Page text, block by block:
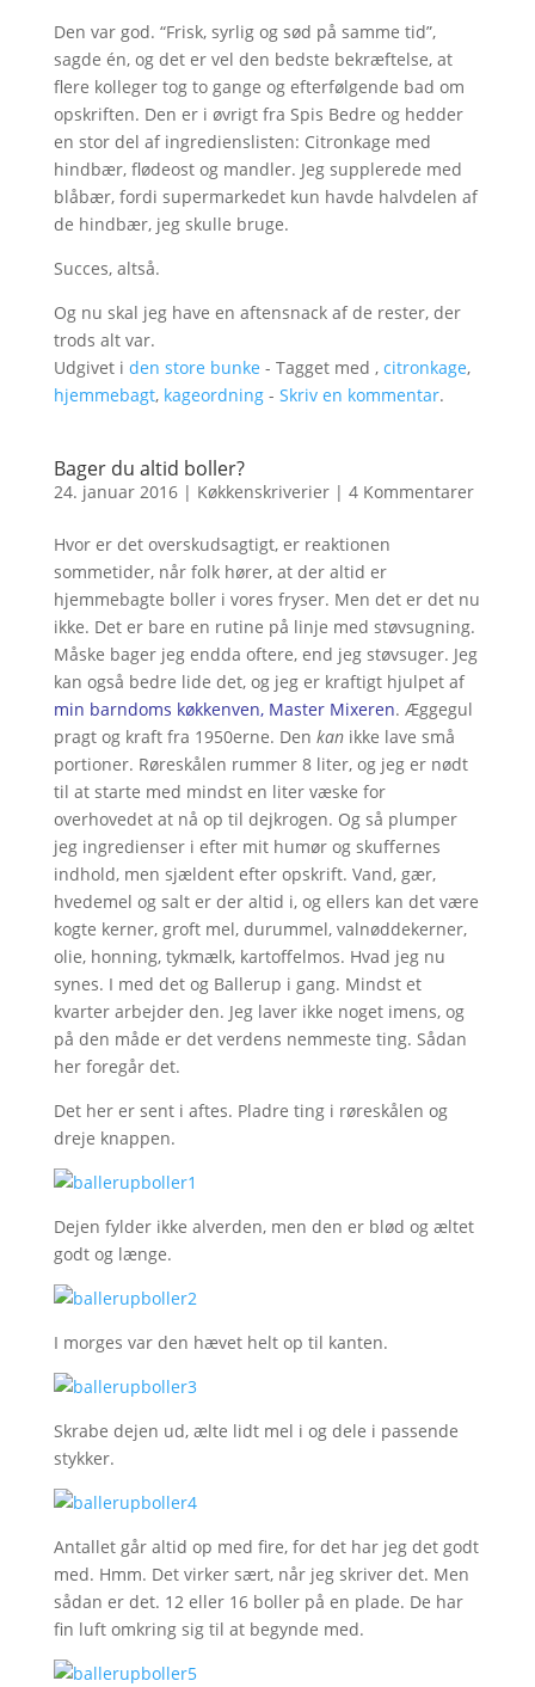
Den var god. “Frisk, syrlig og sød på samme tid”,
sagde én, og det er vel den bedste bekræftelse, at
flere kolleger tog to gange og efterfølgende bad om
opskriften. Den er i øvrigt fra Spis Bedre og hedder
en stor del af ingredienslisten: Citronkage med
hindbær, flødeost og mandler. Jeg supplerede med
blåbær, fordi supermarkedet kun havde halvdelen af
de hindbær, jeg skulle bruge.
Succes, altså.
Og nu skal jeg have en aftensnack af de rester, der
trods alt var.
Udgivet i den store bunke - Tagget med , citronkage,
hjemmebagt, kageordning- Skriv en kommentar.
Bager du altid boller?
24. januar 2016| Køkkenskriverier| 4 Kommentarer
Hvor er det overskudsagtigt, er reaktionen
sommetider, når folk hører, at der altid er
hjemmebagte boller i vores fryser. Men det er det nu
ikke. Det er bare en rutine på linje med støvsugning.
Måske bager jeg endda oftere, end jeg støvsuger. Jeg
kan også bedre lide det, og jeg er kraftigt hjulpet af
min barndoms køkkenven, Master Mixeren. Æggegul
pragt og kraft fra 1950erne. Den kanikke lave små
portioner. Røreskålen rummer 8 liter, og jeg er nødt
til at starte med mindst en liter væske for
overhovedet at nå op til dejkrogen. Og så plumper
jeg ingredienser i efter mit humør og skuffernes
indhold, men sjældent efter opskrift. Vand, gær,
hvedemel og salt er der altid i, og ellers kan det være
kogte kerner, groft mel, durummel, valnøddekerner,
olie, honning, tykmælk, kartoffelmos. Hvad jeg nu
synes. I med det og Ballerup i gang. Mindst et
kvarter arbejder den. Jeg laver ikke noget imens, og
på den måde er det verdens nemmeste ting. Sådan
her foregår det.
Det her er sent i aftes. Pladre ting i røreskålen og
dreje knappen.
Dejen fylder ikke alverden, men den er blød og æltet
godt og længe.
I morges var den hævet helt op til kanten.
Skrabe dejen ud, ælte lidt mel i og dele i passende
stykker.
Antallet går altid op med fire, for det har jeg det godt
med. Hmm. Det virker sært, når jeg skriver det. Men
sådan er det. 12 eller 16 boller på en plade. De har
fin luft omkring sig til at begynde med.